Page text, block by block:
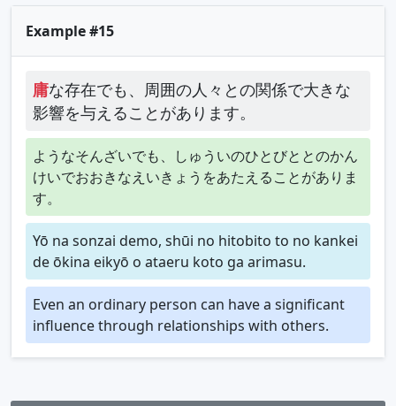
Example #15
庸な存在でも、周囲の人々との関係で大きな
影響を与えることがあります。
ようなそんざいでも、しゅういのひとびととのかん
けいでおおきなえいきょうをあたえることがありま
す。
Yō na sonzai demo, shūi no hitobito to no kankei
de ōkina eikyō o ataeru koto ga arimasu.
Even an ordinary person can have a significant
influence through relationships with others.